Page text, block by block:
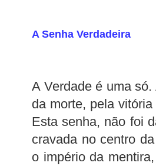
A Senha Verdadeira
A Verdade é uma
da morte, pela
Esta senha, não foi
cravada no centro
o império da